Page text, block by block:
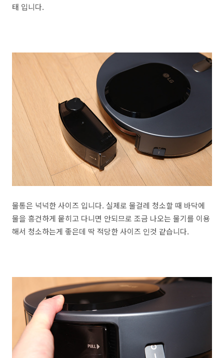
태 입니다.
물통은 넉넉한 사이즈 입니다. 실제로 물걸레 청소할 때 바닥에
물을 흥건하게 뭍히고 다니면 안되므로 조금 나오는 물기를 이용
해서 청소하는게 좋은데 딱 적당한 사이즈 인것 같습니다.